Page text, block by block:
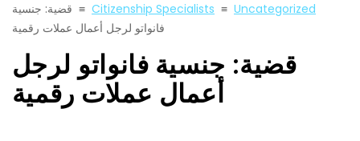
Citizenship Specialists ≡ Uncategorized
≡ قضية: جنسية
فانواتو لرجل أعمال عملات رقمية
قضية: جنسية فانواتو لرجل
أعمال عملات رقمية